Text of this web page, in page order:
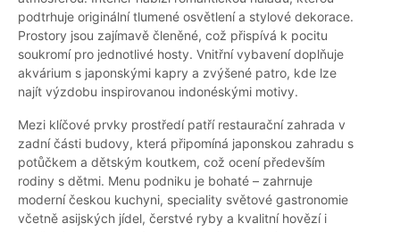
podtrhuje originální tlumené osvětlení a stylové dekorace.
Prostory jsou zajímavě členěné, což přispívá k pocitu
soukromí pro jednotlivé hosty. Vnitřní vybavení doplňuje
akvárium s japonskými kapry a zvýšené patro, kde lze
najít výzdobu inspirovanou indonéskými motivy.
Mezi klíčové prvky prostředí patří restaurační zahrada v
zadní části budovy, která připomíná japonskou zahradu s
potůčkem a dětským koutkem, což ocení především
rodiny s dětmi. Menu podniku je bohaté – zahrnuje
moderní českou kuchyni, speciality světové gastronomie
včetně asijských jídel, čerstvé ryby a kvalitní hovězí i